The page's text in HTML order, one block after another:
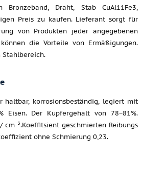
Draht, Stab CuAl11Fe3,
Preis zu kaufen. Lieferant sorgt für
von Produkten jeder angegebenen
können die Vorteile von Ermäßigungen.
Stahlbereich.
haltbar, korrosionsbeständig, legiert mit
Eisen. Der Kupfergehalt von 78−81%.
cm ³.Koeffitsient geschmierten Reibungs
ohne Schmierung 0,23.